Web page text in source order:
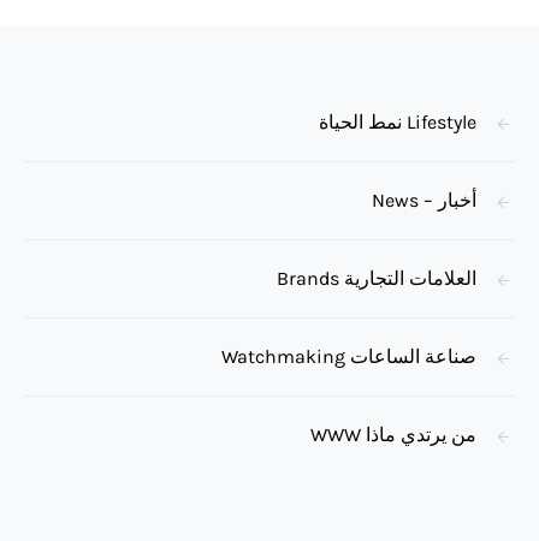
Lifestyle نمط الحياة
أخبار – News
العلامات التجارية Brands
صناعة الساعات Watchmaking
من يرتدي ماذا WWW